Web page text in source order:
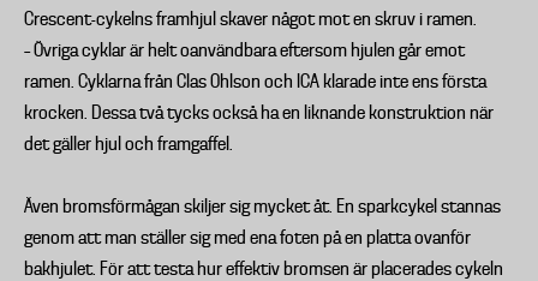
Crescent-cykelns framhjul skaver något mot en skruv i ramen.
– Övriga cyklar är helt oanvändbara eftersom hjulen går emot
ramen. Cyklarna från Clas Ohlson och ICA klarade inte ens första
krocken. Dessa två tycks också ha en liknande konstruktion när
det gäller hjul och framgaffel.
Även bromsförmågan skiljer sig mycket åt. En sparkcykel stannas
genom att man ställer sig med ena foten på en platta ovanför
bakhjulet. För att testa hur effektiv bromsen är placerades cykeln